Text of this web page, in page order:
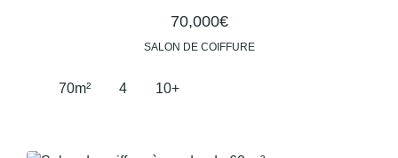
70,000€
SALON DE COIFFURE
70m² 4 10+